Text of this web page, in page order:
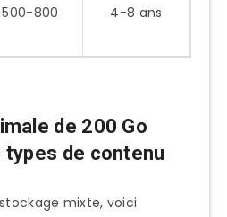
500-800 4-8 ans
de 200 Go
de contenu
mixte, voici